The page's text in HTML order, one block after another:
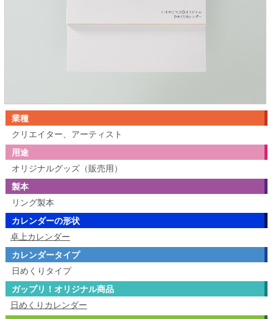
業種
クリエイター、アーティスト
用途
オリジナルグッズ（販売用）
製本
リング製本
カレンダーの形状
卓上カレンダー
カレンダータイプ
日めくりタイプ
ガップリ！オリジナル商品
日めくりカレンダー